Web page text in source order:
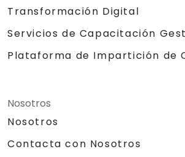
Transformación Digital
Servicios de Capacitación
Plataforma de Impartición de
Nosotros
Nosotros
Contacta con Nosotros